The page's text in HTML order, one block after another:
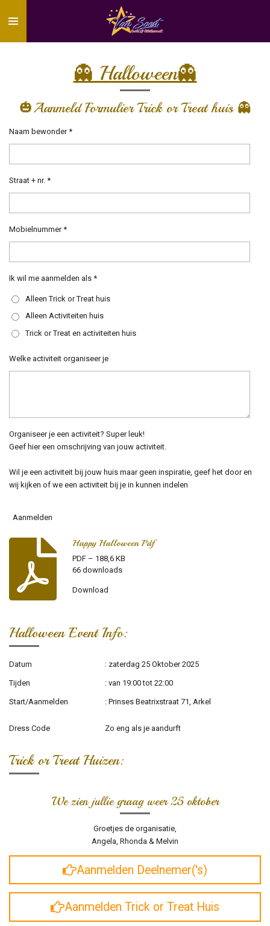
direct
👻 Halloween👻
🎃Aanmeld Formulier Trick or Treat huis 👻
Naam bewonder *
Straat + nr. *
Mobielnummer *
Ik wil me aanmelden als *
Alleen Trick or Treat huis
Alleen Activiteiten huis
Trick or Treat en activiteiten huis
Welke activiteit organiseer je
Organiseer je een activiteit? Super leuk!
Geef hier een omschrijving van jouw activiteit.
Wil je een activiteit bij jouw huis maar geen inspiratie, geef het door en
wij kijken of we een activiteit bij je in kunnen indelen
Aanmelden
Happy Halloween Pdf
PDF – 188,6 KB
66 downloads
Download
Halloween Event Info:
Datum : zaterdag 25 Oktober 2025
Tijden : van 19:00 tot 22:00
Start/Aanmelden : Prinses Beatrixstraat 71, Arkel
Dress Code Zo eng als je aandurft
Trick or Treat Huizen:
We zien jullie graag weer 25 oktober
Groetjes de organisatie,
Angela, Rhonda & Melvin
Aanmelden Deelnemer('s)
Aanmelden Trick or Treat Huis